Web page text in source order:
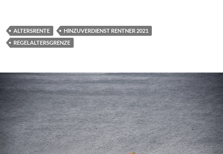
ALTERSRENTE
HINZUVERDIENST RENTNER 2021
REGELALTERSGRENZE